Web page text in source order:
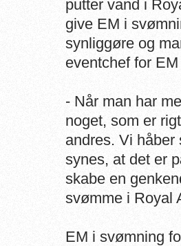
putter vand i
give EM i
synliggøre og
eventchef for
- Når man har
noget, som er
andres. Vi
synes, at det er
skabe en
svømme i Royal
EM i svømning